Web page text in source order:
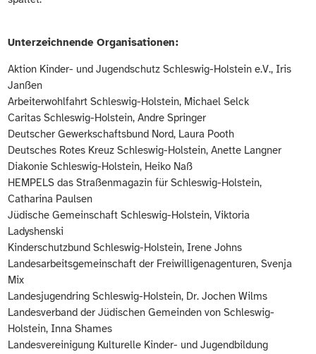
Unterzeichnende Organisationen:
Aktion Kinder- und Jugendschutz Schleswig-Holstein e.V., Iris
Janßen
Arbeiterwohlfahrt Schleswig-Holstein, Michael Selck
Caritas Schleswig-Holstein, Andre Springer
Deutscher Gewerkschaftsbund Nord, Laura Pooth
Deutsches Rotes Kreuz Schleswig-Holstein, Anette Langner
Diakonie Schleswig-Holstein, Heiko Naß
HEMPELS das Straßenmagazin für Schleswig-Holstein,
Catharina Paulsen
Jüdische Gemeinschaft Schleswig-Holstein, Viktoria
Ladyshenski
Kinderschutzbund Schleswig-Holstein, Irene Johns
Landesarbeitsgemeinschaft der Freiwilligenagenturen, Svenja
Mix
Landesjugendring Schleswig-Holstein, Dr. Jochen Wilms
Landesverband der Jüdischen Gemeinden von Schleswig-
Holstein, Inna Shames
Landesvereinigung Kulturelle Kinder- und Jugendbildung